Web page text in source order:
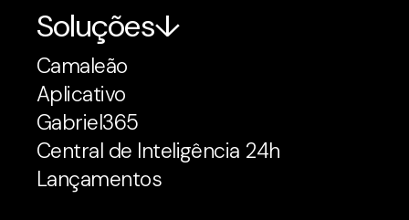
Soluções
Camaleão
Aplicativo
Gabriel365
Central de Inteligência 24h
Lançamentos